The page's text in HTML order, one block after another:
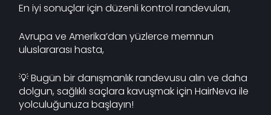
En iyi sonuçlar için düzenli kontrol randevuları,
Avrupa ve Amerika’dan yüzlerce memnun
uluslararası hasta,
💡 Bugün bir danışmanlık randevusu alın ve daha
dolgun, sağlıklı saçlara kavuşmak için HairNeva ile
yolculuğunuza başlayın!